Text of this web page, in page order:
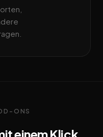
ONS